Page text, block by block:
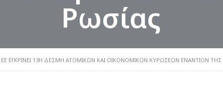
Ρωσίας
ΕΕ ΕΓΚΡΊΝΕΙ 13Η ΔΈΣΜΗ ΑΤΟΜΙΚΏΝ ΚΑΙ ΟΙΚΟΝΟΜΙΚΏΝ ΚΥΡΏΣΕΩΝ ΕΝΑΝΤΊΟΝ ΤΗΣ